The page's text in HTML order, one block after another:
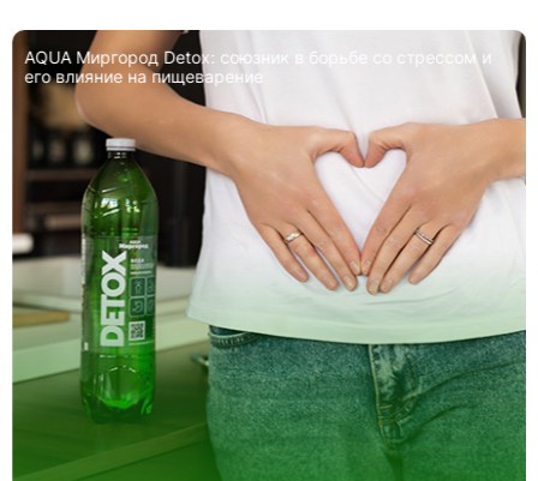
AQUA Миргород Detox: союзник в борьбе со стрессом и
его влияние на пищеварение